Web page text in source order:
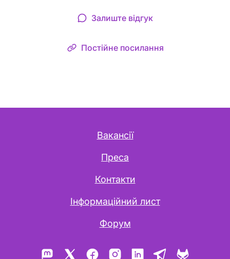
Залиште відгук
Постійне посилання
Вакансії
Преса
Контакти
Інформаційний лист
Форум
Mastodon FacebookInstagramLinkedInTelegram